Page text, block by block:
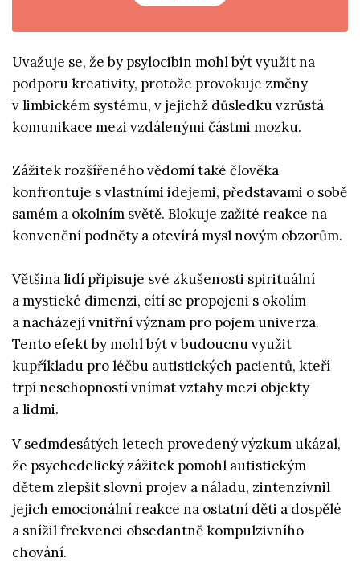
Uvažuje se, že by psylocibin mohl být využit na
podporu kreativity, protože provokuje změny
v limbickém systému, v jejichž důsledku vzrůstá
komunikace mezi vzdálenými částmi mozku.
Zážitek rozšířeného vědomí také člověka
konfrontuje s vlastními idejemi, představami o sobě
samém a okolním světě. Blokuje zažité reakce na
konvenční podněty a otevírá mysl novým obzorům.
Většina lidí připisuje své zkušenosti spirituální
a mystické dimenzi, cítí se propojeni s okolím
a nacházejí vnitřní význam pro pojem univerza.
Tento efekt by mohl být v budoucnu využit
kupříkladu pro léčbu autistických pacientů, kteří
trpí neschopností vnímat vztahy mezi objekty
a lidmi.
V sedmdesátých letech provedený výzkum ukázal,
že psychedelický zážitek pomohl autistickým
dětem zlepšit slovní projev a náladu, zintenzívnil
jejich emocionální reakce na ostatní děti a dospělé
a snížil frekvenci obsedantně kompulzivního
chování.